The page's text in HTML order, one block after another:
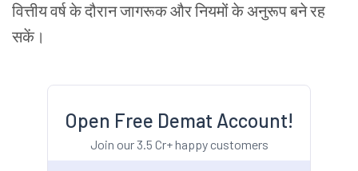
वित्तीय वर्ष के दौरान जागरूक और नियमों के अनुरूप बने रह
सकें।
Open Free Demat Account!
Join our 3.5 Cr+ happy customers